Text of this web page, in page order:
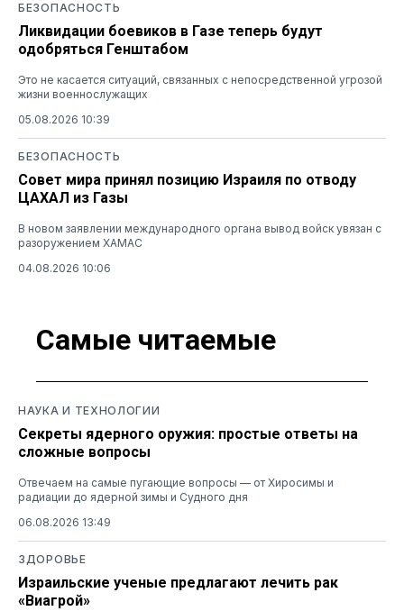
БЕЗОПАСНОСТЬ
Ликвидации боевиков в Газе теперь будут
одобряться Генштабом
Это не касается ситуаций, связанных с непосредственной угрозой
жизни военнослужащих
05.08.2026 10:39
БЕЗОПАСНОСТЬ
Совет мира принял позицию Израиля по отводу
ЦАХАЛ из Газы
В новом заявлении международного органа вывод войск увязан с
разоружением ХАМАС
04.08.2026 10:06
Самые читаемые
НАУКА И ТЕХНОЛОГИИ
Секреты ядерного оружия: простые ответы на
сложные вопросы
Отвечаем на самые пугающие вопросы — от Хиросимы и
радиации до ядерной зимы и Судного дня
06.08.2026 13:49
ЗДОРОВЬЕ
Израильские ученые предлагают лечить рак
«Виагрой»